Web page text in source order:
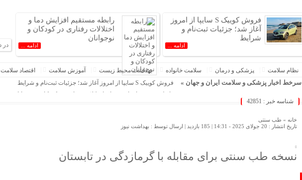
فروش کوییک S سایپا از امروز
آغاز شد؛ جزئیات ثبت‌نام و
شرایط
ادامه ...
رابطه مستقیم افزایش دما و
اختلالات رفتاری در کودکان و
نوجوانان
ادامه ...
نظام سلامت پزشکی و درمان سلامت خانواده بهداشت محیط زیست آموزش سلامت اقتصاد سلامت
سرخط اخبار پزشکی و سلامت ایران و جهان »
فروش کوییک S سایپا از امروز آغاز شد؛ جزئیات ثبت‌نام و شرایط
رابطه مستقیم افزایش دما و اختلالات رفتاری در کودکان و نوجوانان
اولین جراحی تیروئید بدون جای زخم در ایران
پیام رئیس‌کل سازمان نظام پزشکی کشور به مناسبت روز خبرنگار
مالیات پنهان بنزین بی‌کیفیت
شناسه خبر : 42851
خانه » طب سنتی
تاریخ انتشار : 20 جولای 2025 - 14:31 |
185 بازدید | ارسال توسط : بهداشت نیوز
نسخه طب سنتی برای مقابله با گرمازدگی در تابستان